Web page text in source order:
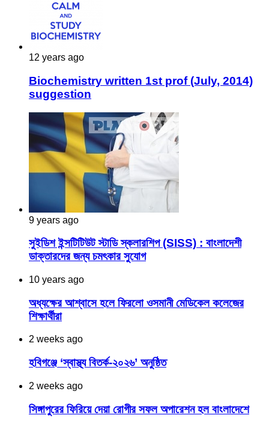
12 years ago
Biochemistry written 1st prof (July, 2014)
suggestion
9 years ago
সুইডিশ ইন্সটিটিউট স্টাডি স্কলারশিপ (SISS) : বাংলাদেশী
ডাক্তারদের জন্য চমৎকার সুযোগ
10 years ago
অধ্যক্ষের আশ্বাসে হলে ফিরলো ওসমানী মেডিকেল কলেজের
শিক্ষার্থীরা
2 weeks ago
হবিগঞ্জে ‘স্বাস্থ্য বিতর্ক-২০২৬’ অনুষ্ঠিত
2 weeks ago
সিঙ্গাপুরের ফিরিয়ে দেয়া রোগীর সফল অপারেশন হল বাংলাদেশে